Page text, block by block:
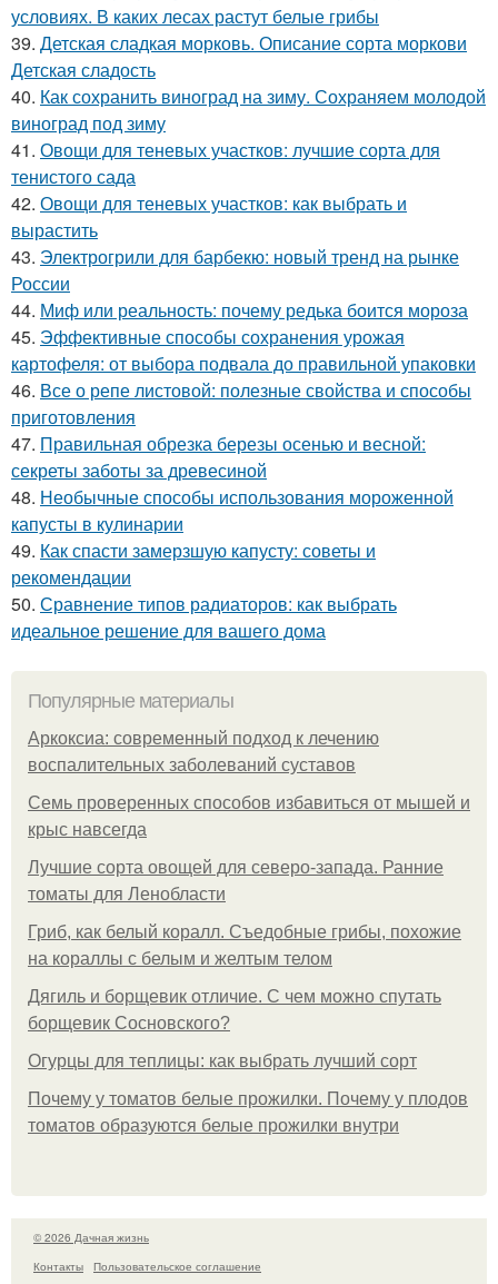
условиях. В каких лесах растут белые грибы
39. Детская сладкая морковь. Описание сорта моркови
Детская сладость
40. Как сохранить виноград на зиму. Сохраняем молодой
виноград под зиму
41. Овощи для теневых участков: лучшие сорта для
тенистого сада
42. Овощи для теневых участков: как выбрать и
вырастить
43. Электрогрили для барбекю: новый тренд на рынке
России
44. Миф или реальность: почему редька боится мороза
45. Эффективные способы сохранения урожая
картофеля: от выбора подвала до правильной упаковки
46. Все о репе листовой: полезные свойства и способы
приготовления
47. Правильная обрезка березы осенью и весной:
секреты заботы за древесиной
48. Необычные способы использования мороженной
капусты в кулинарии
49. Как спасти замерзшую капусту: советы и
рекомендации
50. Сравнение типов радиаторов: как выбрать
идеальное решение для вашего дома
Популярные материалы
Аркоксиа: современный подход к лечению
воспалительных заболеваний суставов
Семь проверенных способов избавиться от мышей и
крыс навсегда
Лучшие сорта овощей для северо-запада. Ранние
томаты для Ленобласти
Гриб, как белый коралл. Съедобные грибы, похожие
на кораллы с белым и желтым телом
Дягиль и борщевик отличие. С чем можно спутать
борщевик Сосновского?
Огурцы для теплицы: как выбрать лучший сорт
Почему у томатов белые прожилки. Почему у плодов
томатов образуются белые прожилки внутри
© 2026 Дачная жизнь
Контакты
Пользовательское соглашение